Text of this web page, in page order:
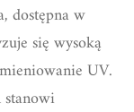
dostępna w
się wysoką
UV.
stanowi